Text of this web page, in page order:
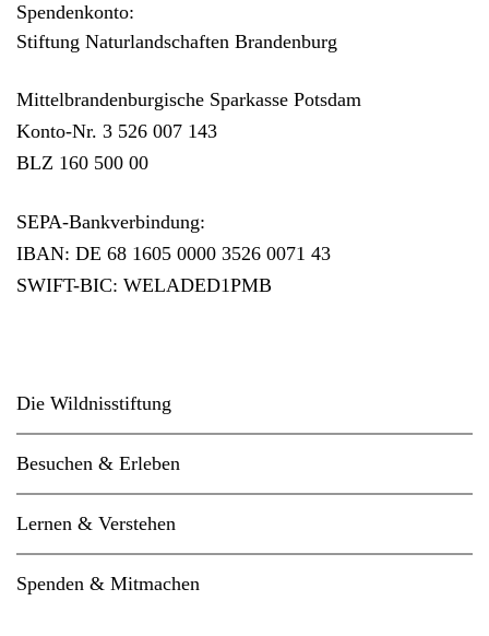
Spendenkonto:
Stiftung Naturlandschaften Brandenburg
Mittelbrandenburgische Sparkasse Potsdam
Konto-Nr. 3 526 007 143
BLZ 160 500 00
SEPA-Bankverbindung:
IBAN: DE 68 1605 0000 3526 0071 43
SWIFT-BIC: WELADED1PMB
Die Wildnisstiftung
Besuchen & Erleben
Lernen & Verstehen
Spenden & Mitmachen